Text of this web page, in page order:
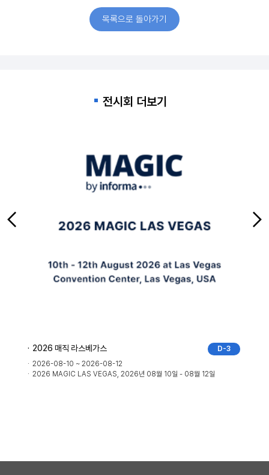
목록으로 돌아가기
전시회 더보기
D-3 2025 MEDICA
2025-11-17 ~ 2025-11-20
2025년 11월 17일 - 20일, Messe Dusseldorf, 뒤셀도르프, 독일